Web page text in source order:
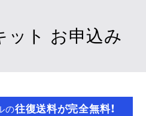
ット お申込み
の往復送料が完全無料！